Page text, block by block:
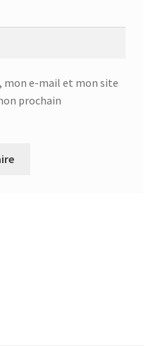
mon e-mail et mon site
prochain